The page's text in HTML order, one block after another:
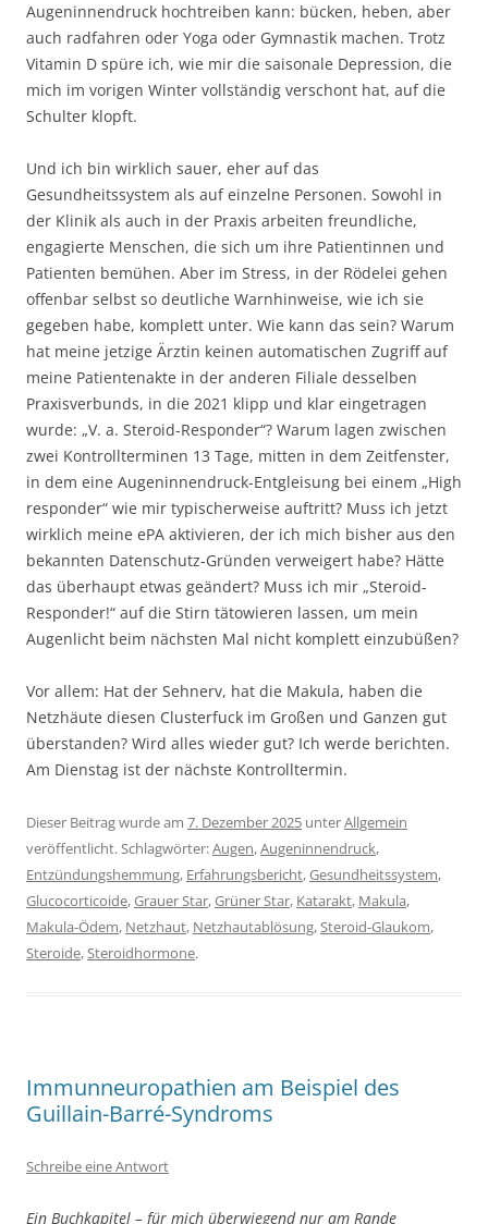
Augeninnendruck hochtreiben kann: bücken, heben, aber
auch radfahren oder Yoga oder Gymnastik machen. Trotz
Vitamin D spüre ich, wie mir die saisonale Depression, die
mich im vorigen Winter vollständig verschont hat, auf die
Schulter klopft.
Und ich bin wirklich sauer, eher auf das
Gesundheitssystem als auf einzelne Personen. Sowohl in
der Klinik als auch in der Praxis arbeiten freundliche,
engagierte Menschen, die sich um ihre Patientinnen und
Patienten bemühen. Aber im Stress, in der Rödelei gehen
offenbar selbst so deutliche Warnhinweise, wie ich sie
gegeben habe, komplett unter. Wie kann das sein? Warum
hat meine jetzige Ärztin keinen automatischen Zugriff auf
meine Patientenakte in der anderen Filiale desselben
Praxisverbunds, in die 2021 klipp und klar eingetragen
wurde: „V. a. Steroid-Responder“? Warum lagen zwischen
zwei Kontrollterminen 13 Tage, mitten in dem Zeitfenster,
in dem eine Augeninnendruck-Entgleisung bei einem „High
responder“ wie mir typischerweise auftritt? Muss ich jetzt
wirklich meine ePA aktivieren, der ich mich bisher aus den
bekannten Datenschutz-Gründen verweigert habe? Hätte
das überhaupt etwas geändert? Muss ich mir „Steroid-
Responder!“ auf die Stirn tätowieren lassen, um mein
Augenlicht beim nächsten Mal nicht komplett einzubüßen?
Vor allem: Hat der Sehnerv, hat die Makula, haben die
Netzhäute diesen Clusterfuck im Großen und Ganzen gut
überstanden? Wird alles wieder gut? Ich werde berichten.
Am Dienstag ist der nächste Kontrolltermin.
Dieser Beitrag wurde am 7. Dezember 2025 unterAllgemein
veröffentlicht. Schlagwörter:Augen,Augeninnendruck,
Entzündungshemmung, Erfahrungsbericht,Gesundheitssystem,
Glucocorticoide,Grauer Star,Grüner Star, Katarakt, Makula,
Makula-Ödem, Netzhaut, Netzhautablösung,Steroid-Glaukom,
Steroide,Steroidhormone.
Immunneuropathien am Beispiel des
Guillain-Barré-Syndroms
Schreibe eine Antwort
Ein Buchkapitel – für mich überwiegend nur am Rande